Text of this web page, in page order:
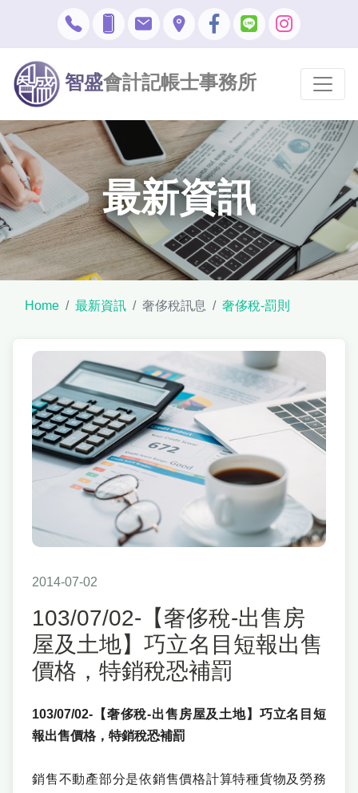
智盛會計記帳士事務所
最新資訊
Home 最新資訊 奢侈稅訊息 奢侈稅-罰則
2014-07-02
103/07/02-【奢侈稅-出售房
屋及土地】巧立名目短報出售
價格，特銷稅恐補罰
103/07/02-【奢侈稅-出售房屋及土地】巧立名目短
報出售價格，特銷稅恐補罰
銷售不動產部分是依銷售價格計算特種貨物及勞務